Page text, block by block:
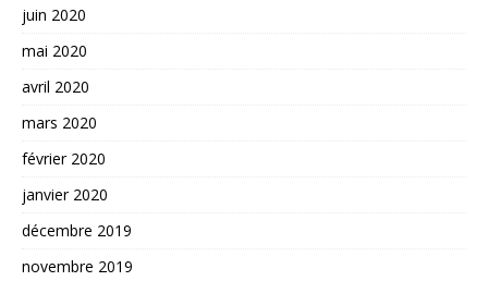
juin 2020
mai 2020
avril 2020
mars 2020
février 2020
janvier 2020
décembre 2019
novembre 2019